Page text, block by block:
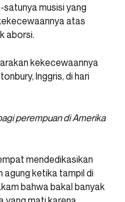
musisi yang
atas
aborsi.
kekecewaannya
Inggris, di hari
perempuan di Amerika
mendedikasikan
agung ketika tampil di
bahwa bakal banyak